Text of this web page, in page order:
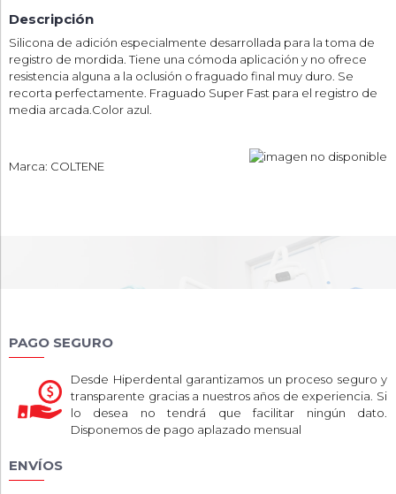
Descripción
Silicona de adición especialmente desarrollada para la toma de
registro de mordida. Tiene una cómoda aplicación y no ofrece
resistencia alguna a la oclusión o fraguado final muy duro. Se
recorta perfectamente. Fraguado Super Fast para el registro de
media arcada.Color azul.
Marca: COLTENE
PAGO SEGURO
Desde Hiperdental garantizamos un proceso seguro y
transparente gracias a nuestros años de experiencia. Si
lo desea no tendrá que facilitar ningún dato.
Disponemos de pago aplazado mensual
ENVÍOS